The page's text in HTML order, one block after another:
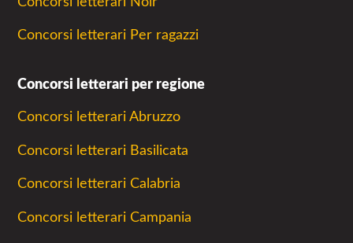
Concorsi letterari Per ragazzi
Concorsi letterari per regione
Concorsi letterari Abruzzo
Concorsi letterari Basilicata
Concorsi letterari Calabria
Concorsi letterari Campania